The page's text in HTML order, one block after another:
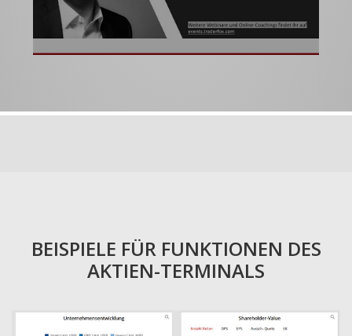
BEISPIELE FÜR FUNKTIONEN DES
AKTIEN-TERMINALS